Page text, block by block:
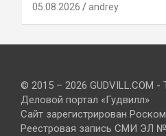
05.08.2026 andrey
© 2015 – 2026 GUDVILL.COM
Деловой портал «Гудвилл»
Сайт зарегистрирован
Реестровая запись СМИ ЭЛ